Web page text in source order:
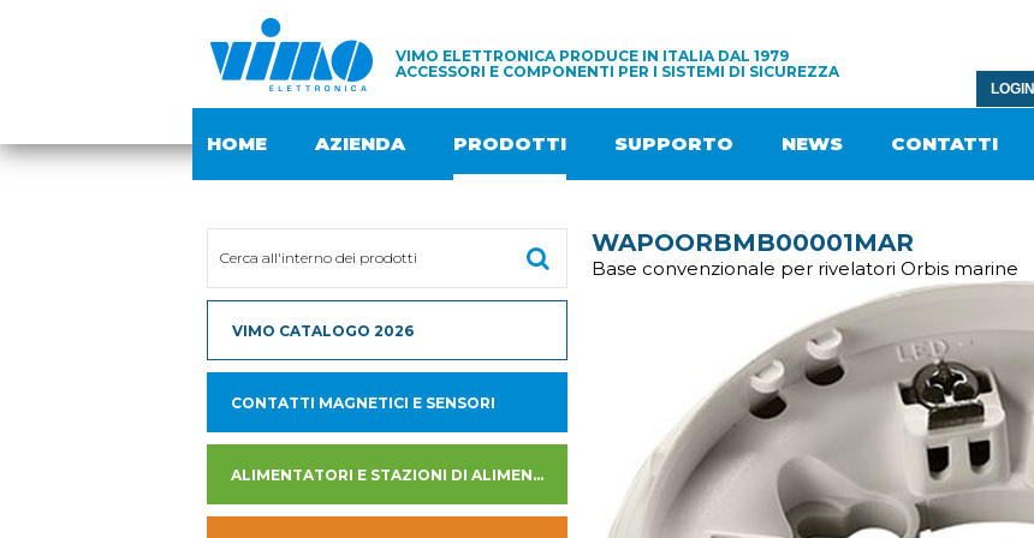
VIMO ELETTRONICA PRODUCE IN ITALIA DAL 1979
ACCESSORI E COMPONENTI PER I SISTEMI DI SICUREZZA
LOGIN
HOME AZIENDA PRODOTTI SUPPORTO NEWS CONTATTI
VIMO CATALOGO 2026
CONTATTI MAGNETICI E SENSORI
ALIMENTATORI E STAZIONI DI ALIMENTAZIONE
WAPOORBMB00001MAR
Base convenzionale per rivelatori Orbis marine